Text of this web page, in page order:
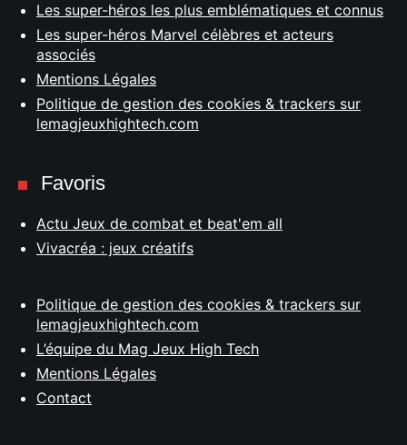
Les super-héros les plus emblématiques et connus
Les super-héros Marvel célèbres et acteurs
associés
Mentions Légales
Politique de gestion des cookies & trackers sur
lemagjeuxhightech.com
Favoris
Actu Jeux de combat et beat'em all
Vivacréa : jeux créatifs
Politique de gestion des cookies & trackers sur
lemagjeuxhightech.com
L’équipe du Mag Jeux High Tech
Mentions Légales
Contact